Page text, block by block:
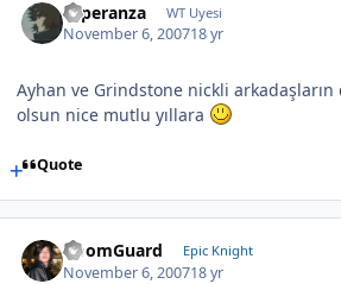
Esperanza WT Uyesi
November 6, 200718 yr
Ayhan ve Grindstone nickli
olsun nice mutlu yıllara
Quote
DoomGuard Epic Knight
November 6, 200718 yr